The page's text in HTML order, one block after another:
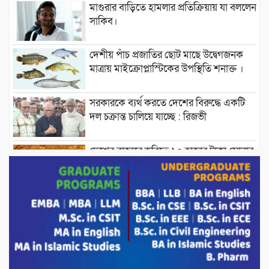
মাগুরার বাড়িতে হামলার প্রতিক্রিয়ায় যা বললেন
সাকিব।
দেশীয় পাঁচ প্রজাতির ছোট মাছে উদ্বেগজনক
মাত্রায় মাইক্রোপ্লাস্টিকের উপস্থিতি শনাক্ত ।
সরকারকে ব্যর্থ করতে দেশের বিরুদ্ধে একটি
দল চক্রান্ত চালিয়ে যাচ্ছে : রিজভী
দেশের বাজারে ভরিতে ১০ হাজার টাকা সোনার
দাম বাড়ানোর ঘোষণা।
ভারপ্রাপ্ত রাষ্ট্রপতি হাফিজ উদ্দিন আহমদের
সাথে এইচটি বাংলা অনলাইন পোর্টাল ও আইপি
টিভির সম্পাদক মোঃ ইসমাইল হোসেনের
সৌজন্য সাক্ষাৎ।
পাটগ্রামে জুলাই অভ্যুত্থান দিবস উপলক্ষে